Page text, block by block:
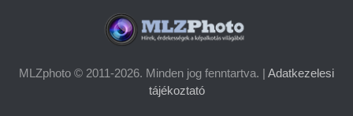
MLZphoto © 2011-2026. Minden jog fenntartva. | Adatkezelesi
tájékoztató